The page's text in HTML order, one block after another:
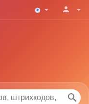
arrow_drop_down person arrow_drop_down
search